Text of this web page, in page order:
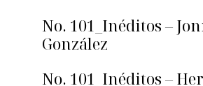
No. 101_Inéditos –
González
No. 101_Inéditos –